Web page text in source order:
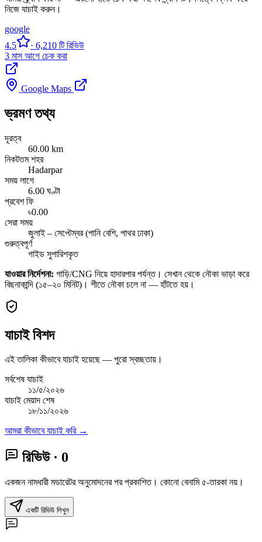
নিজে যাচাই করুন।
google
4.5
· 6,210 টি রিভিউ
3 মাস আগে চেক করা
Google Maps
ভ্রমণ তথ্য
দূরত্ব
60.00 km
নিকটতম শহর
Hadarpar
সময় লাগে
6.00 ঘণ্টা
প্রবেশ ফি
৳0.00
সেরা সময়
জুলাই – সেপ্টেম্বর (পানি বেশি, পাথর ঢাকা)
গুরুত্বপূর্ণ
গাইড সুপারিশকৃত
যাওয়ার নির্দেশনা: গাড়ি/CNG নিয়ে হাদারপার পর্যন্ত। সেখান থেকে নৌকা ভাড়া করে
বিছনাকান্দি (১৫–২০ মিনিট)। শীতে নৌকা চলে না — হাঁটতে হয়।
যাচাই বিশদ
এই তালিকা কীভাবে যাচাই হয়েছে — পুরো স্বচ্ছতায়।
সর্বশেষ যাচাই
১১/৫/২০২৬
যাচাই মেয়াদ শেষ
১৮/১১/২০২৬
আমরা কীভাবে যাচাই করি →
রিভিউ · 0
একজন নামধারী মডারেটর অনুমোদনের পর প্রকাশিত। কোনো বেনামি ৫-তারকা নয়।
একটি রিভিউ লিখুন